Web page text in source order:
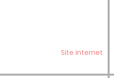
Site internet